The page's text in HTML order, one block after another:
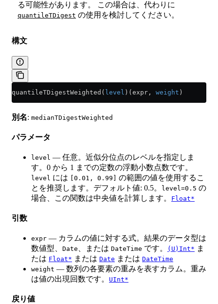
る可能性があります。 この場合は、代わりに
quantileTDigest の使用を検討してください。
構文
quantileTDigestWeighted( level )(expr, weight )
別名: medianTDigestWeighted
パラメータ
level — 任意。近似分位点のレベルを指定しま
す。0 から 1 までの定数の浮動小数点数です。
level には [0.01, 0.99]
の範囲の値を使用するこ
とを推奨します。デフォルト値: 0.5。
level=0.5 の
場合、この関数は中央値を計算します。
Float*
引数
expr — カラムの値に対する式。結果のデータ型は
数値型、 Date 、または DateTime です。 (U)Int* ま
たは Float* または Date または DateTime
weight — 数列の各要素の重みを表すカラム。重み
は値の出現回数です。
UInt*
戻り値